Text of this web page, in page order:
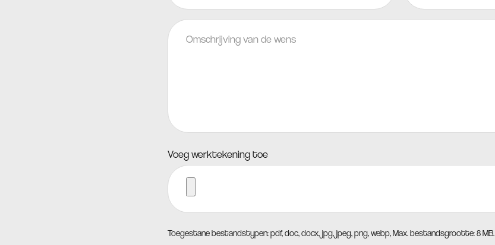
*
Wens
Voeg werktekening toe
Toegestane bestandstypen: pdf, doc, docx, jpg, jpeg, png, webp, Max. bestandsgrootte: 8 MB.